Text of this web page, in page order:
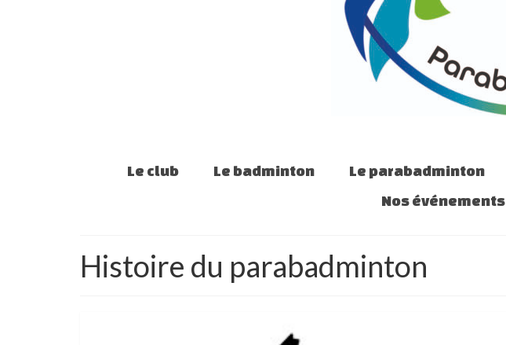
Le club Le badminton Le parabadminton
Nos événements
Histoire du parabadminton